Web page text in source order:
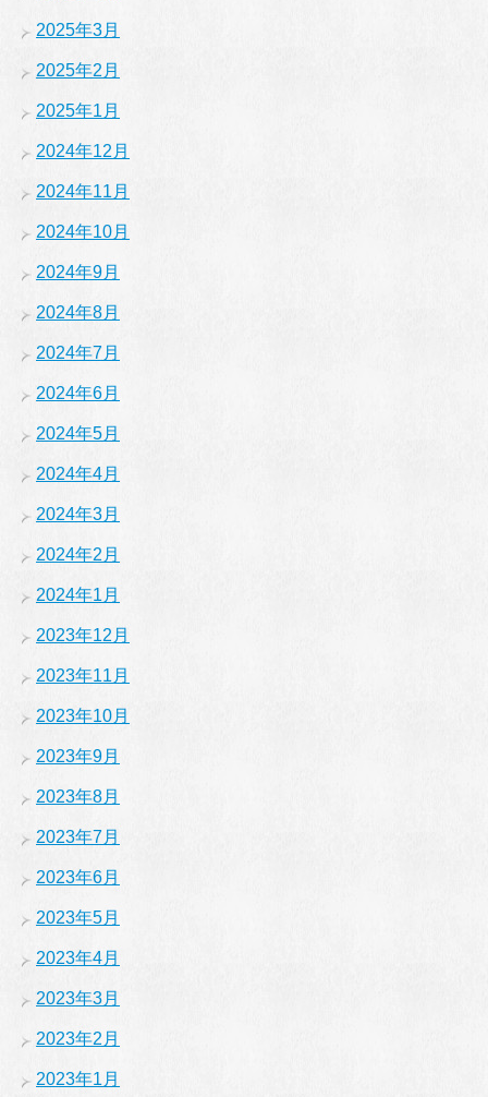
2025年3月
2025年2月
2025年1月
2024年12月
2024年11月
2024年10月
2024年9月
2024年8月
2024年7月
2024年6月
2024年5月
2024年4月
2024年3月
2024年2月
2024年1月
2023年12月
2023年11月
2023年10月
2023年9月
2023年8月
2023年7月
2023年6月
2023年5月
2023年4月
2023年3月
2023年2月
2023年1月